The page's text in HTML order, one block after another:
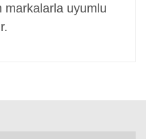
markalarla uyumlu